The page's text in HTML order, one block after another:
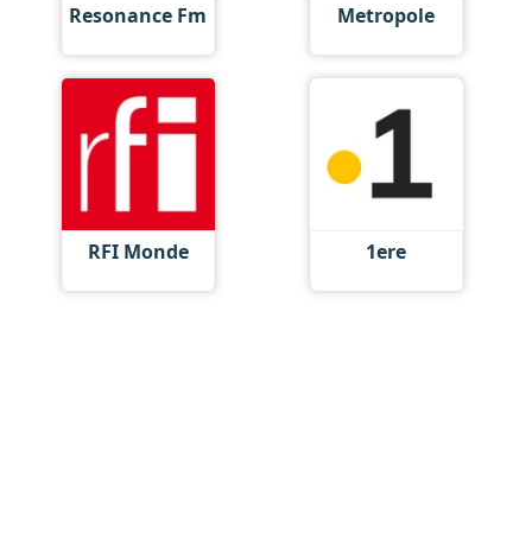
Resonance Fm Metropole
RFI Monde 1ere